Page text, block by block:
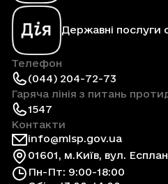
Державні послуги
Телефон
(044) 204-72-73
Гаряча лінія з питань
1547
Контакти
info@mlsp.gov.ua
01601, м.Київ, вул.
Пн-Пт: 9:00-18:00